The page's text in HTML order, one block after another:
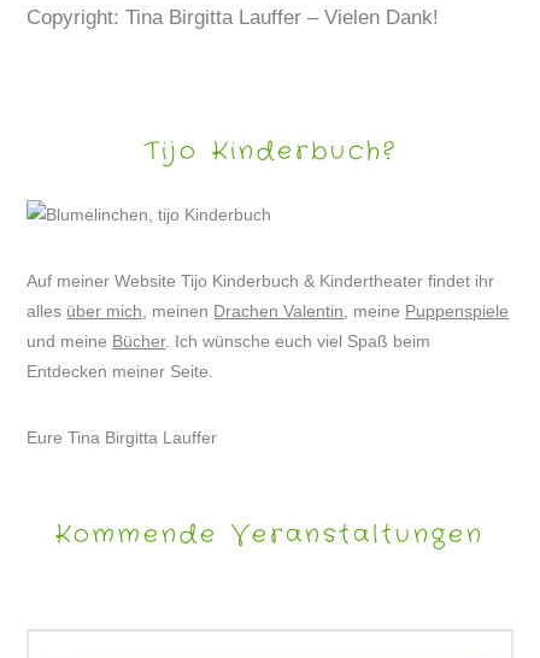
Copyright: Tina Birgitta Lauffer – Vielen Dank!
Tijo Kinderbuch?
Auf meiner Website Tijo Kinderbuch & Kindertheater findet ihr
alles über mich , meinen Drachen Valentin , meine Puppenspiele
und meine Bücher. Ich wünsche euch viel Spaß beim
Entdecken meiner Seite.
Eure Tina Birgitta Lauffer
Kommende Veranstaltungen